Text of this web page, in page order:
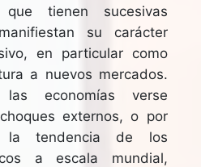
tienen sucesivas
su carácter
en particular como
a nuevos mercados.
economías verse
externos, o por
la tendencia de los
a escala mundial,